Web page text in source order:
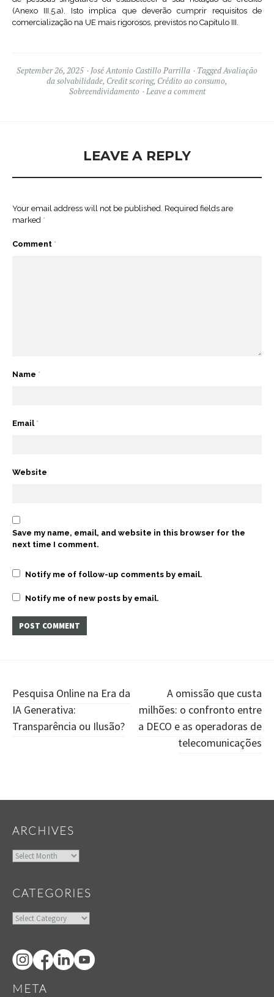
(Anexo III.5.a). Isto implica que deverão cumprir requisitos de
comercialização na UE mais rigorosos, previstos no Capítulo III.
September 26, 2025 José Antonio Castillo Parrilla TaggedAvaliação
da solvabilidade, Credit scoring, Crédito ao consumo,
Sobreendividamento
Leave a comment
LEAVE A REPLY
Your email address will not be published. Required fields are
marked *
Comment *
Name *
Email *
Website
Save my name, email, and website in this browser for the
next time I comment.
Notify me of follow-up comments by email.
Notify me of new posts by email.
Post
navigation
Pesquisa Online na Era da
IA Generativa:
Transparência ou Ilusão?
A omissão que custa
milhões: o confronto entre
a DECO e as operadoras de
telecomunicações
ARCHIVES
Archives
CATEGORIES
Categories
META